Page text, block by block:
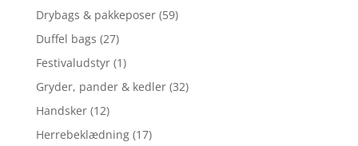
Drybags & pakkeposer (59)
Duffel bags (27)
Festivaludstyr (1)
Gryder, pander & kedler (32)
Handsker (12)
Herrebeklædning (17)